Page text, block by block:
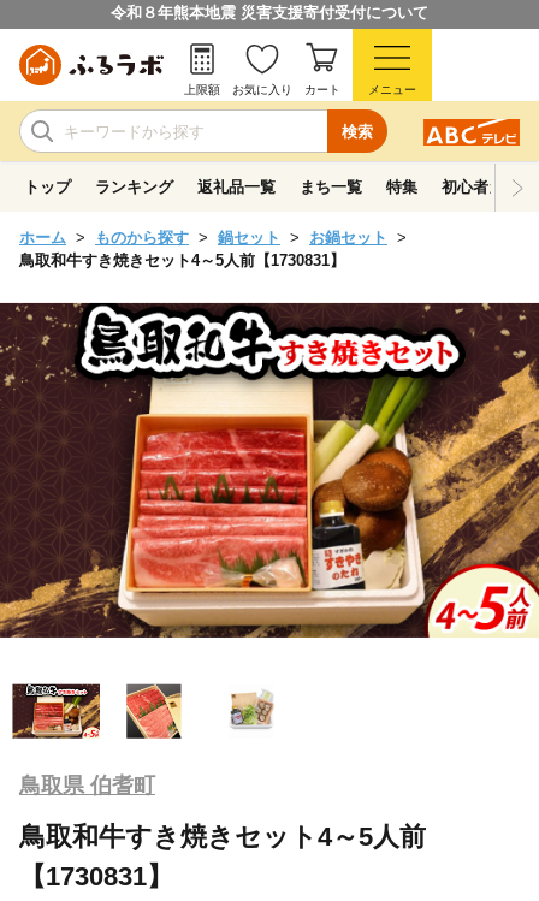
令和８年熊本地震 災害支援寄付受付について
検索
上限額 お気に入り カート メニュー
トップ ランキング 返礼品一覧 まち一覧 特集 初心者ガイド
ホーム ものから探す 鍋セット
お鍋セット
鳥取和牛すき焼きセット4～5人前【1730831】
鳥取県 伯耆町
鳥取和牛すき焼きセット4～5人前
【1730831】